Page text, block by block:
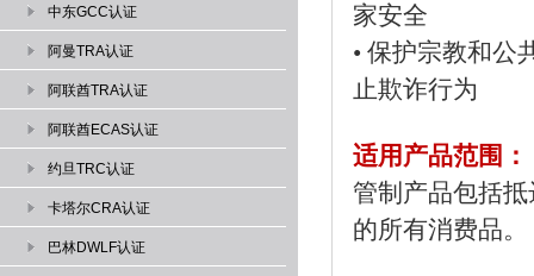
中东GCC认证
阿曼TRA认证
阿联酋TRA认证
阿联酋ECAS认证
约旦TRC认证
卡塔尔CRA认证
巴林DWLF认证
家安全
• 保护宗
止欺诈行为
适用产品范围：
管制产品包括
的所有消费品。